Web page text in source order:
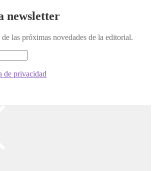
newsletter
las próximas novedades de la editorial.
de privacidad